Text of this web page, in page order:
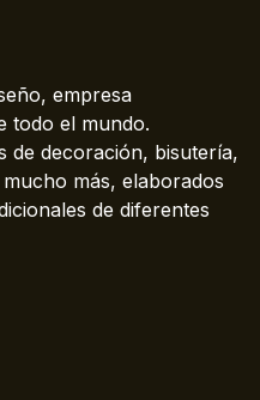
empresa
todo el mundo.
de decoración, bisutería,
más, elaborados
de diferentes